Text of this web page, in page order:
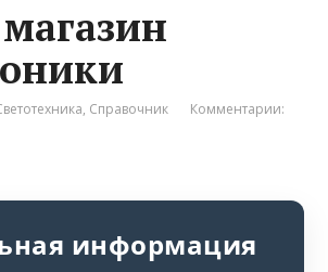
, Справочник
Комментарии:
информация